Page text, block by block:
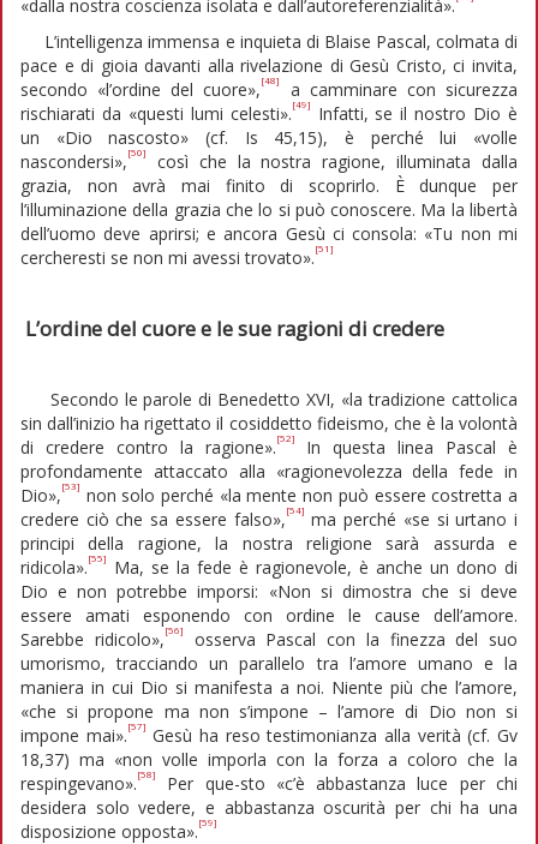
«dalla nostra coscienza isolata e dall’autoreferenzialità».
L’intelligenza immensa e inquieta di Blaise Pascal, colmata di
pace e di gioia davanti alla rivelazione di Gesù Cristo, ci invita,
secondo «l’ordine del cuore», [48]
a camminare con sicurezza
rischiarati da «questi lumi celesti». [49]
Infatti, se il nostro Dio è
un «Dio nascosto» (cf. Is 45,15), è perché lui «volle
nascondersi», [50]
così che la nostra ragione, illuminata dalla
grazia, non avrà mai finito di scoprirlo. È dunque per
l’illuminazione della grazia che lo si può conoscere. Ma la libertà
dell’uomo deve aprirsi; e ancora Gesù ci consola: «Tu non mi
cercheresti se non mi avessi trovato». [51]
L’ordine del cuore e le sue ragioni di credere
Secondo le parole di Benedetto XVI, «la tradizione cattolica
sin dall’inizio ha rigettato il cosiddetto fideismo, che è la volontà
di credere contro la ragione». [52]
In questa linea Pascal è
profondamente attaccato alla «ragionevolezza della fede in
Dio», [53] non solo perché «la mente non può essere costretta a
credere ciò che sa essere falso», [54] ma perché «se si urtano i
principi della ragione, la nostra religione sarà assurda e
ridicola». [55]
Ma, se la fede è ragionevole, è anche un dono di
Dio e non potrebbe imporsi: «Non si dimostra che si deve
essere amati esponendo con ordine le cause dell’amore.
Sarebbe ridicolo», [56]
osserva Pascal con la finezza del suo
umorismo, tracciando un parallelo tra l’amore umano e la
maniera in cui Dio si manifesta a noi. Niente più che l’amore,
«che si propone ma non s’impone – l’amore di Dio non si
impone mai». [57] Gesù ha reso testimonianza alla verità (cf. Gv
18,37) ma «non volle imporla con la forza a coloro che la
respingevano». [58]
Per que-sto «c’è abbastanza luce per chi
desidera solo vedere, e abbastanza oscurità per chi ha una
disposizione opposta». [59]